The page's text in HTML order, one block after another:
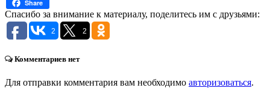
Share
Спасибо за внимание к материалу, поделитесь им с друзьями:
2 2
Комментариев нет
Для отправки комментария вам необходимо авторизоваться.